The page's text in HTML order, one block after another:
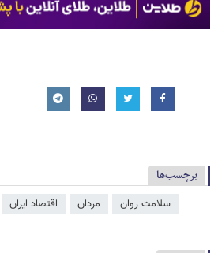
برچسب‌ها
سلامت روان مردان اقتصاد ایران